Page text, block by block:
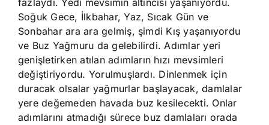
fazlaydı. Yedi mevsimin altıncısı yaşanıyordu.
Soğuk Gece, İlkbahar, Yaz, Sıcak Gün ve
Sonbahar ara ara gelmiş, şimdi Kış yaşanıyordu
ve Buz Yağmuru da gelebilirdi. Adımlar yeri
genişletirken atılan adımların hızı mevsimleri
değiştiriyordu. Yorulmuşlardı. Dinlenmek için
duracak olsalar yağmurlar başlayacak, damlalar
yere değemeden havada buz kesilecekti. Onlar
adımlarını atmadığı sürece buz damlaları orada